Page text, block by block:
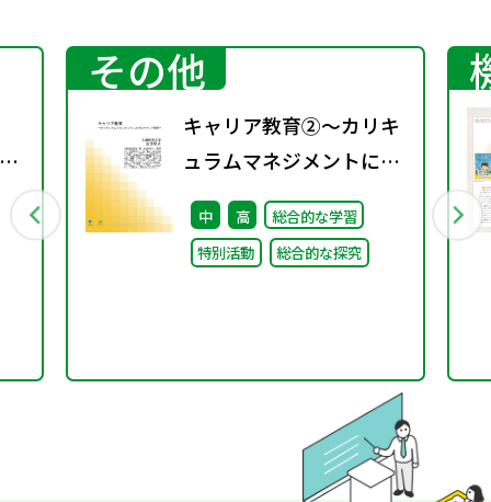
その他
キャリア教育②～カリキ
ュラムマネジメントにお
けるキャリア教育～
中 高
総合的な学習
特別活動
総合的な探究